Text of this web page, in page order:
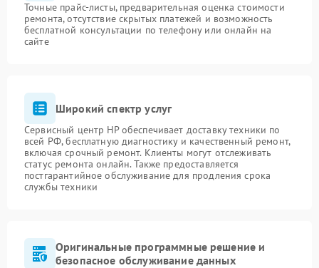
Точные прайс-листы, предварительная оценка стоимости
ремонта, отсутствие скрытых платежей и возможность
бесплатной консультации по телефону или онлайн на
сайте
Широкий спектр услуг
Сервисный центр HP обеспечивает доставку техники по
всей РФ, бесплатную диагностику и качественный ремонт,
включая срочный ремонт. Клиенты могут отслеживать
статус ремонта онлайн. Также предоставляется
постгарантийное обслуживание для продления срока
службы техники
Оригинальные программные решение и
безопасное обслуживание данных